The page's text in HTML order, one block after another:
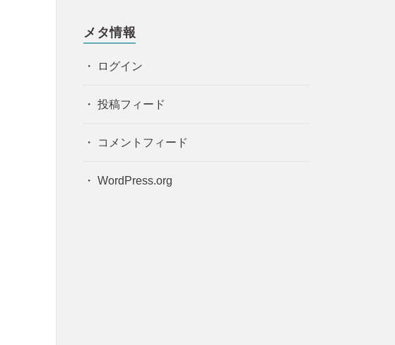
メタ情報
ログイン
投稿フィード
コメントフィード
WordPress.org